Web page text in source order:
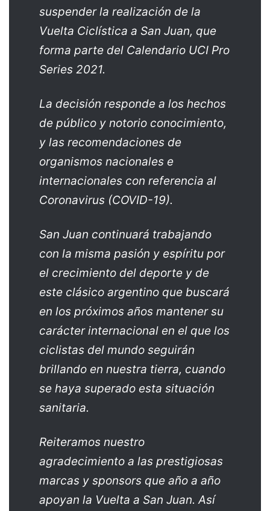
suspender la realización de la
Vuelta Ciclística a San Juan, que
forma parte del Calendario UCI Pro
Series 2021.
La decisión responde a los hechos
de público y notorio conocimiento,
y las recomendaciones de
organismos nacionales e
internacionales con referencia al
Coronavirus (COVID-19).
San Juan continuará trabajando
con la misma pasión y espíritu por
el crecimiento del deporte y de
este clásico argentino que buscará
en los próximos años mantener su
carácter internacional en el que los
ciclistas del mundo seguirán
brillando en nuestra tierra, cuando
se haya superado esta situación
sanitaria.
Reiteramos nuestro
agradecimiento a las prestigiosas
marcas y sponsors que año a año
apoyan la Vuelta a San Juan. Así